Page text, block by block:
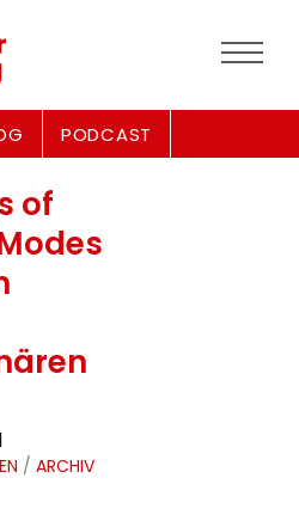
PODCAST
of
/ ARCHIV